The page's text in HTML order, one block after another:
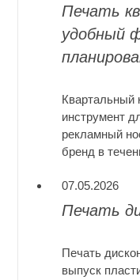
Печать
удобный
Квартальный
инструмент
рекламный
бренд в
07.05.2026
Печать
Печать
выпуск